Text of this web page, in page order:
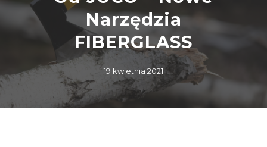
Narzędzia
FIBERGLASS
19 kwietnia 2021